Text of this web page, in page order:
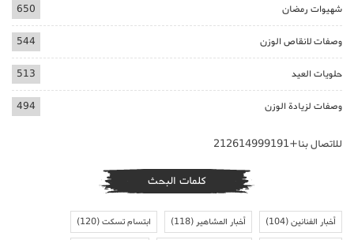
شهيوات رمضان 650
وصفات لانقاص الوزن 544
حلويات العيد 513
وصفات لزيادة الوزن 494
للاتصال بنا+212614999191
كلمات البحث
أخبار الفنانين(104) أخبار المشاهير(118) ابتسام تسكت(120)